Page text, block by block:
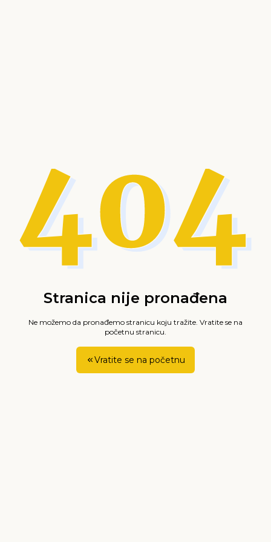
Stranica nije pronađena
Ne možemo da pronađemo stranicu koju tražite. Vratite se na
početnu stranicu.
Vratite se na početnu